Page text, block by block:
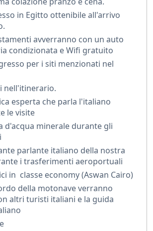
porterà a contatto diretto con la
civiltà faraonica, tra colonne imponenti
con un programma ricco e
Piramidi di Giza e la misteriosa
il sito archeologico di Saqqara con
di Djoser, e visiterai il nuovo
Egizio, che ospita una delle collezioni
al mondo.
nella parte islamica del Cairo, con la
di Saladinoe alla splendida
Ali, nota anche come Moschea
cui si gode una vista panoramica
in Egitto ottenibile all'arrivo
avverranno con un auto
condizionata e Wifi gratuito
per i siti menzionati nel
nell'itinerario.
esperta che parla l'italiano
le visite
d'acqua minerale durante gli
parlante italiano della nostra
i trasferimenti aeroportuali
in classe economy (Aswan Cairo)
della motonave verranno
altri turisti italiani e la guida